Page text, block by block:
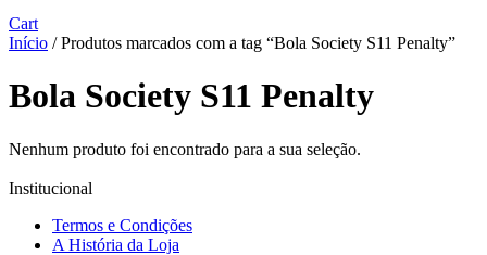
Cart
Início / Produtos marcados com a tag “Bola Society S11 Penalty”
Bola Society S11 Penalty
Nenhum produto foi encontrado para a sua seleção.
Institucional
Termos e Condições
A História da Loja